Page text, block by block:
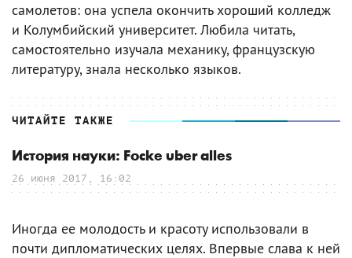
самолетов: она успела окончить хороший колледж
и Колумбийский университет. Любила читать,
самостоятельно изучала механику, французскую
литературу, знала несколько языков.
ЧИТАЙТЕ ТАКЖЕ
История науки: Focke uber alles
26 июня 2017, 16:02
Иногда ее молодость и красоту использовали в
почти дипломатических целях. Впервые слава к ней